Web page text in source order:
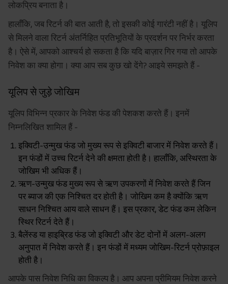
लोकप्रिय बनाता है।
हालाँकि, जब रिटर्न की बात आती है, तो इसकी कोई गारंटी नहीं है। यूलिप
से मिलने वाला रिटर्न अंतर्निहित प्रतिभूतियों के प्रदर्शन पर निर्भर करता
है। ऐसे में, आपको आश्चर्य हो सकता है कि यदि बाज़ार गिर गया तो आपके
निवेश का क्या होगा। क्या आप सब कुछ खो देंगे? आइये समझते हैं -
यूलिप से जुड़े जोखिम
यूलिप विभिन्न प्रकार के निवेश फंड की पेशकश करते हैं। इनमें
निम्नलिखित शामिल हैं -
इक्विटी-उन्मुख फंड जो मुख्य रूप से इक्विटी बाजार में निवेश करते हैं।
इन फंडों में उच्च रिटर्न देने की क्षमता होती है। हालाँकि, अस्थिरता के
जोखिम भी अधिक हैं।
ऋण-उन्मुख फंड मुख्य रूप से ऋण उपकरणों में निवेश करते हैं जिन
पर ब्याज की एक निश्चित दर होती है। जोखिम कम है क्योंकि ऋण
साधन निश्चित आय वाले साधन हैं। इस प्रकार, डेट फंड कम लेकिन
स्थिर रिटर्न देते हैं।
बैलेंस्ड या हाइब्रिड फंड जो इक्विटी और डेट दोनों में अलग-अलग
अनुपात में निवेश करते हैं। इन फंडों में मध्यम जोखिम-रिटर्न प्रोफ़ाइल
होती है।
आपके पास निवेश निधि का विकल्प है। आप अपना प्रीमियम निवेश करने